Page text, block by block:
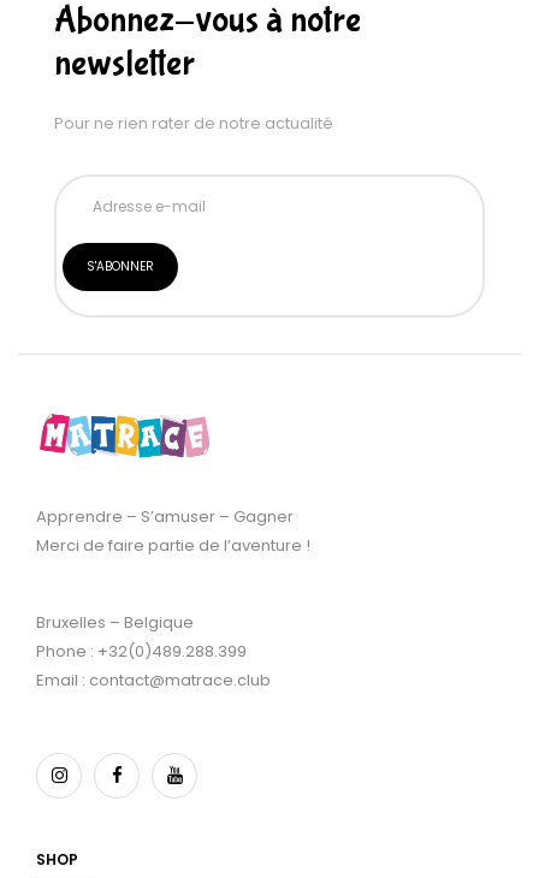
Abonnez-vous à notre
newsletter
Pour ne rien rater de notre actualité
Apprendre – S’amuser – Gagner
Merci de faire partie de l’aventure !
Bruxelles – Belgique
Phone : +32(0)489.288.399
Email : contact@matrace.club
SHOP